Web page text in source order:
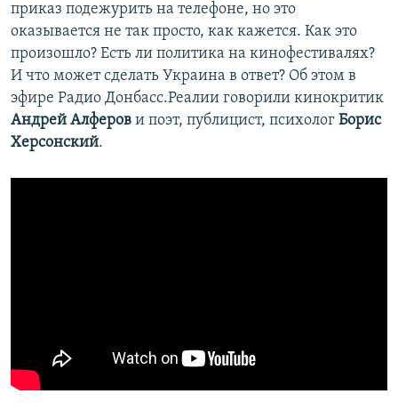
приказ подежурить на телефоне, но это
оказывается не так просто, как кажется. Как это
произошло? Есть ли политика на кинофестивалях?
И что может сделать Украина в ответ? Об этом в
эфире Радио Донбасс.Реалии говорили кинокритик
Андрей Алферов и поэт, публицист, психолог Борис
Херсонский.